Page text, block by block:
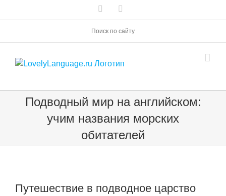
Поиск по сайту
Подводный мир на английском:
учим названия морских
обитателей
Путешествие в подводное царство